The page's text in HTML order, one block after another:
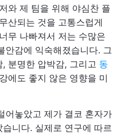
와 제 팀을 위해 야심찬 플
산되는 것을 고통스럽게
무 나빠져서 저는 수많은
안감에 익숙해졌습니다. 그
분명한 압박감, 그리고 동
에도 좋지 않은 영향을 미
어놓았고 제가 결코 혼자가
니다. 실제로 연구에 따르